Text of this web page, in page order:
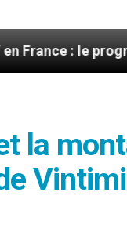
programme
la